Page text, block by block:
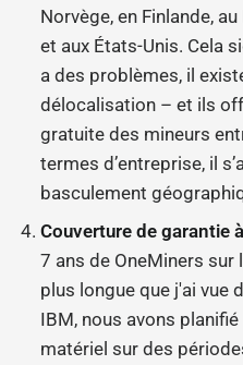
Norvège, en Finlande,
et aux États-Unis. Cela
a des problèmes, il
délocalisation – et ils
gratuite des mineurs
termes d’entreprise, il
basculement
Couverture de garantie
7 ans de OneMiners sur
plus longue que j'ai vue
IBM, nous avons
matériel sur des